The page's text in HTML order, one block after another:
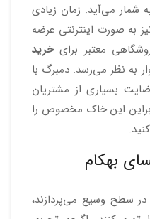
شمار می‌آید. زمان زیادی
به صورت اینترنتی عرضه
معتبر برایخرید
به نظر می‌رسد. دمبرگ با
بسیاری از مشتریان
این خاک مخصوص را
بهکام
در سطح وسیع می‌پردازند،